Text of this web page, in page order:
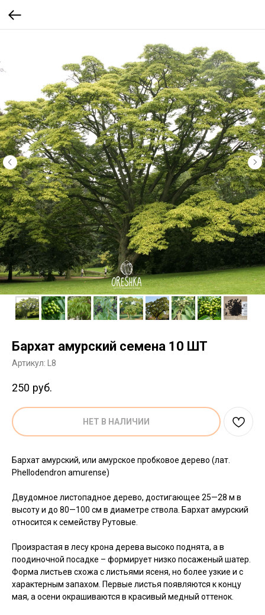
Бархат амурский семена 10 ШТ
Артикул: L8
250 руб.
НЕТ В НАЛИЧИИ
Бархат амурский, или амурское пробковое дерево (лат.
Phellodendron amurense)
Двудомное листопадное дерево, достигающее 25—28 м в
высоту и до 80—100 см в диаметре ствола. Бархат амурский
относится к семейству Рутовые.
Произрастая в лесу крона дерева высоко поднята, а в
поодиночной посадке – формирует низко посаженый шатер.
Форма листьев схожа с листьями ясеня, но более узкие и с
характерным запахом. Первые листья появляются к концу
мая, а осени окрашиваются в красивый медный оттенок.